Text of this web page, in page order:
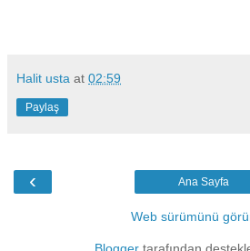
Halit usta at 02:59
Paylaş
‹ Ana Sayfa
Web sürümünü